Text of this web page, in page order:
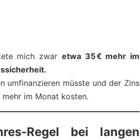
mich zwar etwa 35 € mehr im
umfinanzieren müsste und der Zins
im Monat kosten.
Regel bei langen